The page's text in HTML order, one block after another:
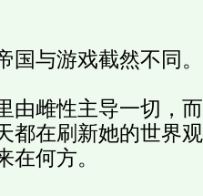
国与游戏截然不同。
由雌性主导一切，
都在刷新她的世界
在何方。